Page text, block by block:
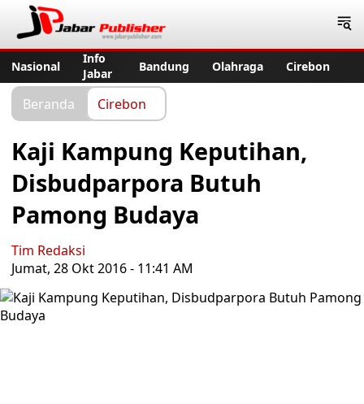
Nasional
Info
Jabar
Bandung Olahraga Cirebon
Beranda Cirebon
Kaji Kampung Keputihan,
Disbudparpora Butuh
Pamong Budaya
Tim Redaksi
Jumat, 28 Okt 2016 - 11:41 AM